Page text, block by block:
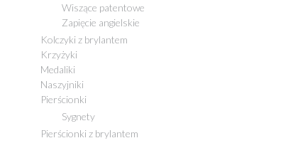
Wiszące patentowe
Zapięcie angielskie
Kolczyki z brylantem
Krzyżyki
Medaliki
Naszyjniki
Pierścionki
Sygnety
Pierścionki z brylantem